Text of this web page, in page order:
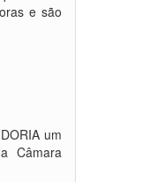
e são
um
Câmara